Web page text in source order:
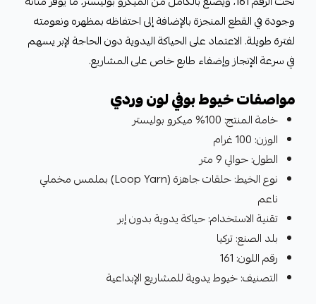
وجودة في القطع المنجزة بالإضافة إلى احتفاظه بمظهره ونعومته
لفترة طويلة. الاعتماد على الحياكة اليدوية دون الحاجة لإبر يسهم
في سرعة الإنجاز وإضفاء طابع خاص على المشاريع.
مواصفات خيوط بوفي لون وردي
خامة المنتج: 100% ميكرو بوليستر
الوزن: 100 غرام
الطول: حوالي 9 متر
نوع الخيط: حلقات جاهزة (Loop Yarn) بملمس مخملي
ناعم
تقنية الاستخدام: حياكة يدوية بدون إبر
بلد الصنع: تركيا
رقم اللون: 161
التصنيف: خيوط يدوية للمشاريع الإبداعية